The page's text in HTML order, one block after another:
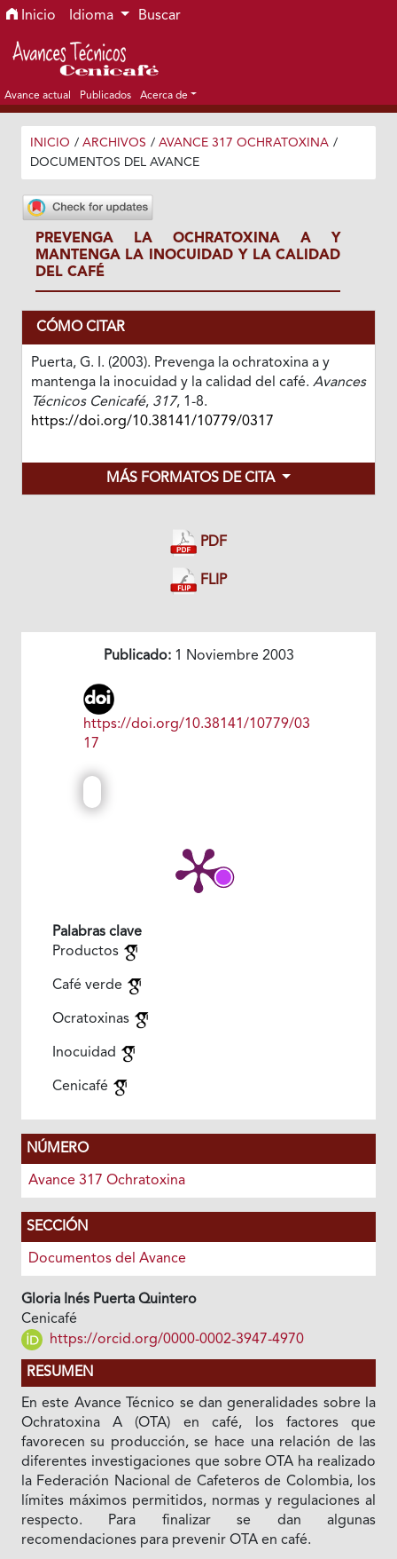
Ir al menú de navegación principal
Ir al contenido principal
Ir al pie de página del sitio
Inicio Idioma Buscar
Avance actual Publicados Acerca de
INICIO / ARCHIVOS / AVANCE 317 OCHRATOXINA /
DOCUMENTOS DEL AVANCE
PREVENGA LA OCHRATOXINA A Y
MANTENGA LA INOCUIDAD Y LA CALIDAD
DEL CAFÉ
CÓMO CITAR
Puerta, G. I. (2003). Prevenga la ochratoxina a y
mantenga la inocuidad y la calidad del café. Avances
Técnicos Cenicafé, 317, 1-8.
https://doi.org/10.38141/10779/0317
MÁS FORMATOS DE CITA
PDF
FLIP
Publicado:1 Noviembre 2003
https://doi.org/10.38141/10779/03
17
Palabras clave
Productos
Café verde
Ocratoxinas
Inocuidad
Cenicafé
NÚMERO
Avance 317 Ochratoxina
SECCIÓN
Documentos del Avance
Gloria Inés Puerta Quintero
Cenicafé
https://orcid.org/0000-0002-3947-4970
RESUMEN
En este Avance Técnico se dan generalidades sobre la
Ochratoxina A (OTA) en café, los factores que
favorecen su producción, se hace una relación de las
diferentes investigaciones que sobre OTA ha realizado
la Federación Nacional de Cafeteros de Colombia, los
límites máximos permitidos, normas y regulaciones al
respecto. Para finalizar se dan algunas
recomendaciones para prevenir OTA en café.